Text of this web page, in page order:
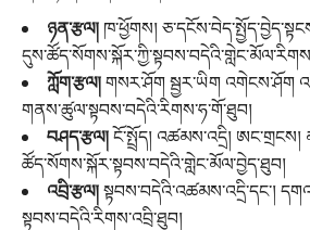
ཉན་རྩལ། ཁ་ཕྱོགས།
ཀློག་རྩལ།གསར་ཤོག སྦྱར་ཡིག འགེངས་ཤོག
གནས་ཚུལ་སྟབས་བདེའི་རིགས་ཧ་གོ་ཐུབ།
བཤད་རྩལ།ངོ་སྤྲོད། འཚམས་འདྲི། ཨང་གྲངས།
ཚོད་སོགས་སྐོར་སྟབས་བདེའི་གླེང་མོལ་བྱེད་ཐུབ།
འབྲི་རྩལ།སྟབས་བདེའི་འཚམས་འདྲི་དང་།
སྟབས་བདེའི་རིགས་འབྲི་ཐུབ།